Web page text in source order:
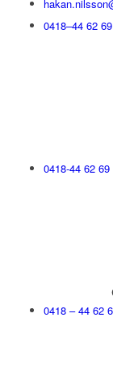
0418–44 62 69
0418-44 62 69
0418 – 44 62